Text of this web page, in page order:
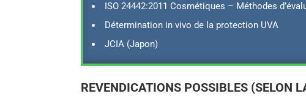
ISO 24442:2011 Cosmétiques – Méthodes
Détermination in vivo de la protection UVA
JCIA (Japon)
REVENDICATIONS POSSIBLES (SELON